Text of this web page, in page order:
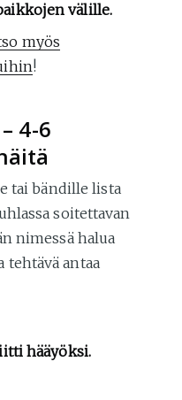
välille.
myös
!
4-6
tai bändille lista
soitettavan
nimessä halua
tehtävä antaa
hääyöksi.